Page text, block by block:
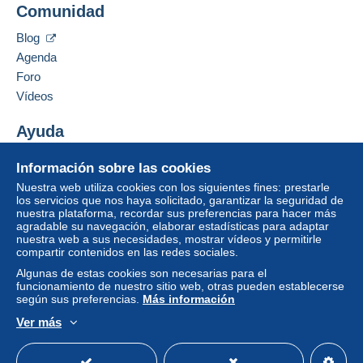
proporcionados por Delcampe en la página "
compras: A pagar
Un pago que no pase por
vendedor al comprador. Una compra no pagada
comprador.
cláusulas relativas al pago, estas se considerarán
nulas. Las condiciones de pago de la página web
Delcampe, tal y como se definen en las
condiciones de uso, son las únicas aplicables.
Las compras deben pagarse en un plazo de14
del vendedor.
Garantía:
Derecho de retracto
cargo del comprador.
Para saber el plazo de devolución y de reembolso
Contactar con el vendedor
Información sobre las cookies
Nuestra web utiliza cookies con los siguientes fines: prestarle
los servicios que nos haya solicitado, garantizar la seguridad de
nuestra plataforma, recordar sus preferencias para hacer más
agradable su navegación, elaborar estadísticas para adaptar
nuestra web a sus necesidades, mostrar vídeos y permitirle
compartir contenidos en las redes sociales.
Algunas de estas cookies son necesarias para el
funcionamiento de nuestro sitio web, otras pueden establecerse
según sus preferencias. Más información
Ver más
Comunidad
Blog
Agenda
Foro
Vídeos
Ayuda
Comprar en Delcampe
Vender en Delcampe
Una página securizada